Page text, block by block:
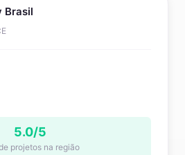
Brasil
5.0/5
projetos na região